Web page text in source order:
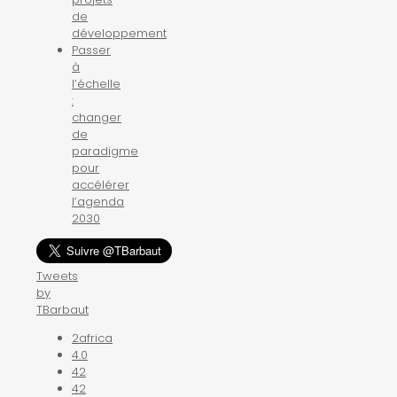
de
développement
Passer
à
l’échelle
:
changer
de
paradigme
pour
accélérer
l’agenda
2030
Tweets
by
TBarbaut
2africa
4.0
42
42